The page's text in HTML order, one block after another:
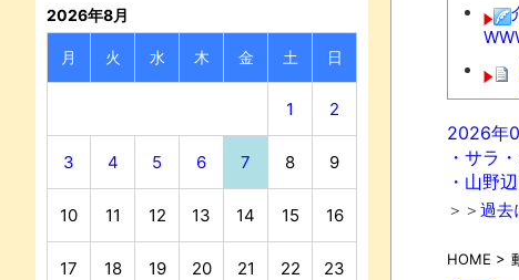
2026年
・サラ
・山野
＞＞ 過去
HOME >
2026年8月
月 火 水 木 金 土 日
1 2
3 4 5 6 7 8 9
10 11 12 13 14 15 16
17 18 19 20 21 22 23